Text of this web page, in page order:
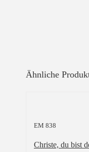
Ähnliche
EM 838
Christe, du bist